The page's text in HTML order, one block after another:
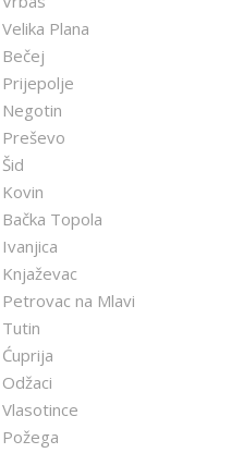
Plana
Prijepolje
Topola
na Mlavi